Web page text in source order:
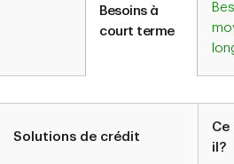
Besoins à
court terme
Solutions de crédit
il?